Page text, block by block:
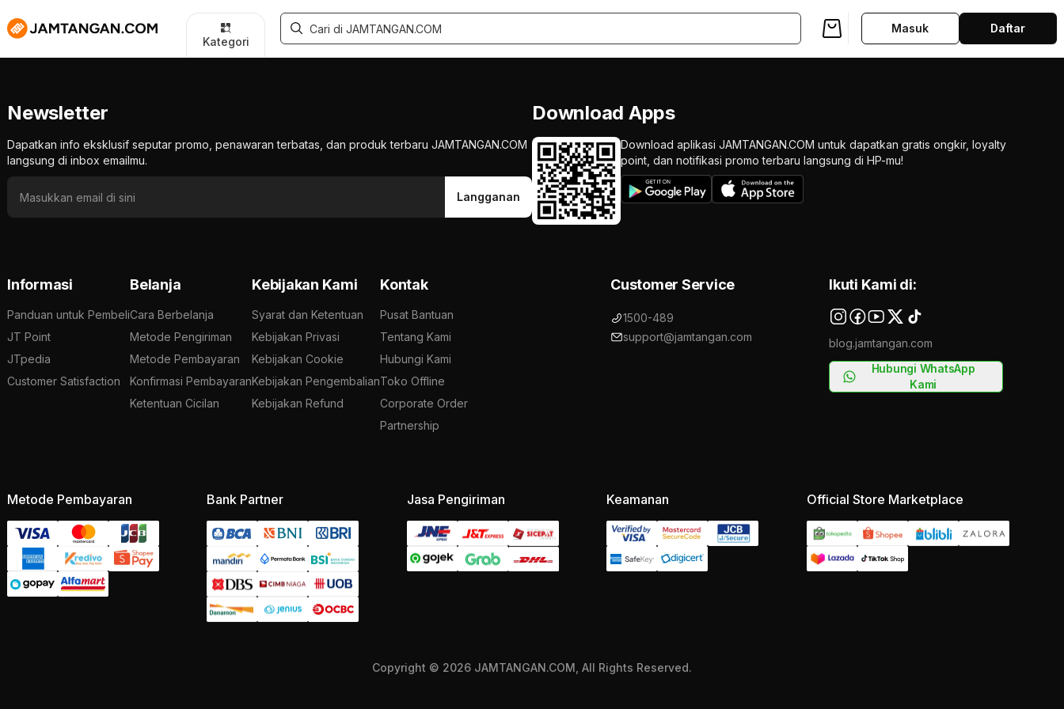
Newsletter
Dapatkan info eksklusif seputar promo, penawaran terbatas, dan produk terbaru JAMTANGAN.COM
langsung di inbox emailmu.
Langganan
Download Apps
Download aplikasi JAMTANGAN.COM untuk dapatkan gratis ongkir, loyalty
point, dan notifikasi promo terbaru langsung di HP-mu!
Informasi
Panduan untuk Pembeli
JT Point
JTpedia
Customer Satisfaction
Belanja
Cara Berbelanja
Metode Pengiriman
Metode Pembayaran
Konfirmasi Pembayaran
Ketentuan Cicilan
Kebijakan Kami
Syarat dan Ketentuan
Kebijakan Privasi
Kebijakan Cookie
Kebijakan Pengembalian
Kebijakan Refund
Kontak
Pusat Bantuan
Tentang Kami
Hubungi Kami
Toko Offline
Corporate Order
Partnership
Customer Service
1500-489
support@jamtangan.com
Ikuti Kami di:
blog.jamtangan.com
Hubungi WhatsApp
Kami
Metode Pembayaran Bank Partner Jasa Pengiriman Keamanan Official Store Marketplace
Copyright © 2026 JAMTANGAN.COM, All Rights Reserved.
Kategori
Masuk Daftar